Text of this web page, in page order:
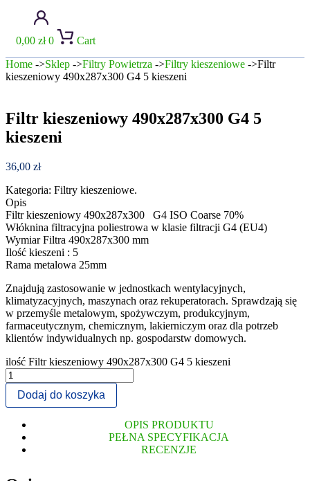
0,00 zł 0
Cart
Home ->Sklep ->Filtry Powietrza ->Filtry kieszeniowe ->Filtr
kieszeniowy 490x287x300 G4 5 kieszeni
Filtr kieszeniowy 490x287x300 G4 5
kieszeni
36,00 zł
Kategoria: Filtry kieszeniowe.
Opis
Filtr kieszeniowy 490x287x300 G4 ISO Coarse 70%
Włóknina filtracyjna poliestrowa w klasie filtracji G4 (EU4)
Wymiar Filtra 490x287x300 mm
Ilość kieszeni : 5
Rama metalowa 25mm
Znajdują zastosowanie w jednostkach wentylacyjnych,
klimatyzacyjnych, maszynach oraz rekuperatorach. Sprawdzają się
w przemyśle metalowym, spożywczym, produkcyjnym,
farmaceutycznym, chemicznym, lakierniczym oraz dla potrzeb
klientów indywidualnych np. gospodarstw domowych.
ilość Filtr kieszeniowy 490x287x300 G4 5 kieszeni
Dodaj do koszyka
OPIS PRODUKTU
PEŁNA SPECYFIKACJA
RECENZJE